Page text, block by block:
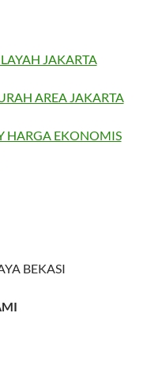
JAKARTA
AREA JAKARTA
HARGA EKONOMIS
BEKASI